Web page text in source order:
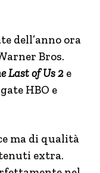
dell’anno ora
Bros.
Last of Us 2 e
HBO e
ma di qualità
extra.